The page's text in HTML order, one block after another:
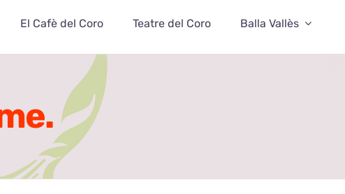
El Cafè del Coro Teatre del Coro Balla Vallès